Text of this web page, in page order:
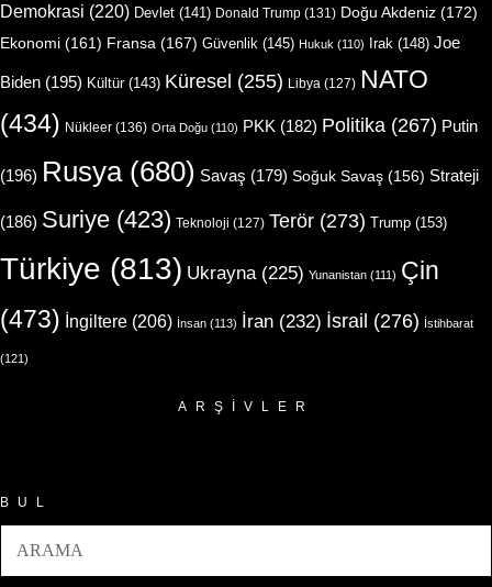
Demokrasi (220) Devlet (141) Donald Trump (131) Doğu Akdeniz (172)
Ekonomi (161) Fransa (167) Güvenlik (145) Hukuk (110) Irak (148) Joe
Biden (195) Kültür(143) Küresel (255) Libya (127) NATO
(434) Nükleer (136) Orta Doğu (110) PKK (182) Politika (267) Putin
(196) Rusya(680) Savaş (179) Soğuk Savaş (156) Strateji
(186) Suriye (423) Teknoloji (127) Terör (273) Trump (153)
Türkiye (813) Ukrayna(225) Yunanistan (111) Çin
(473) İngiltere (206) İnsan (113) İran (232) İsrail (276) İstihbarat
(121)
ARŞIVLER
BUL